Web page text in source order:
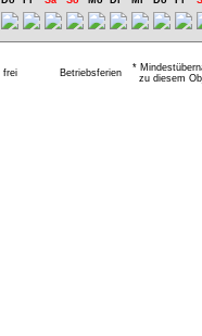
frei Betriebsferien
*
zu diesem